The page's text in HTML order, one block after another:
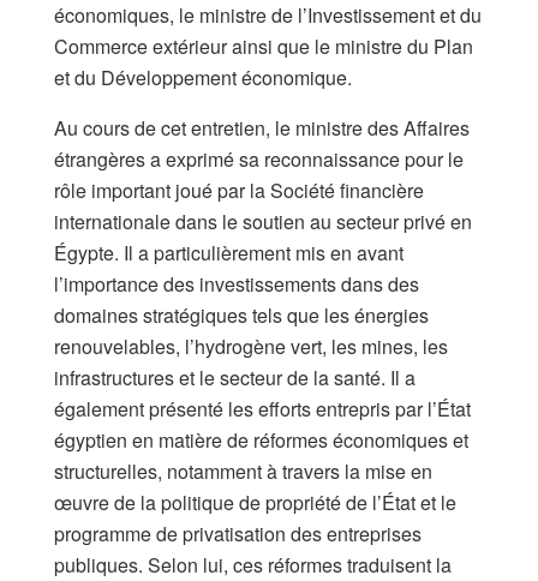
économiques, le ministre de l’Investissement et du
Commerce extérieur ainsi que le ministre du Plan
et du Développement économique.
Au cours de cet entretien, le ministre des Affaires
étrangères a exprimé sa reconnaissance pour le
rôle important joué par la Société financière
internationale dans le soutien au secteur privé en
Égypte. Il a particulièrement mis en avant
l’importance des investissements dans des
domaines stratégiques tels que les énergies
renouvelables, l’hydrogène vert, les mines, les
infrastructures et le secteur de la santé. Il a
également présenté les efforts entrepris par l’État
égyptien en matière de réformes économiques et
structurelles, notamment à travers la mise en
œuvre de la politique de propriété de l’État et le
programme de privatisation des entreprises
publiques. Selon lui, ces réformes traduisent la